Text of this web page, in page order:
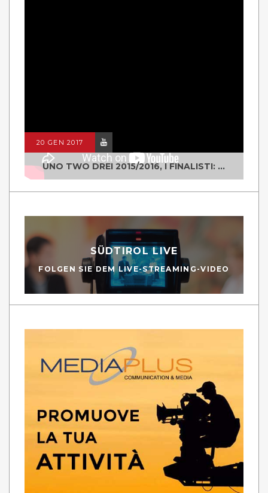
20 GEN 2017
UNO TWO DREI 2015/2016, I FINALISTI: CLASSE IV ALS ISTITUTO "DEGASPERI" BORGO VALSUGANA
SÜDTIROL LIVE
FOLGEN SIE DEM LIVE-STREAMING-VIDEO